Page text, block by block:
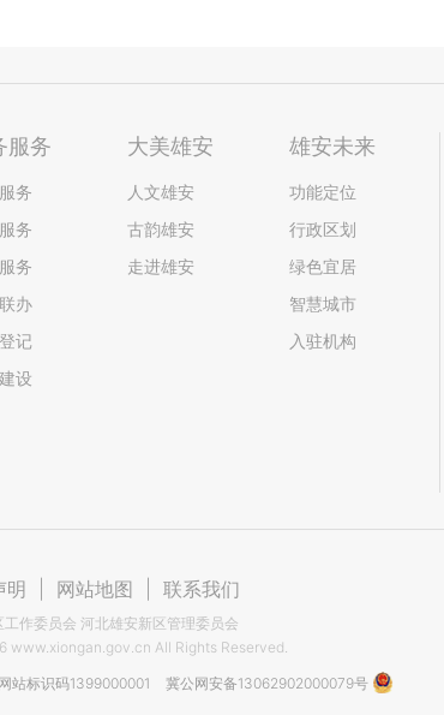
服务
务
务
务
办
记
设
大美雄安
人文雄安
古韵雄安
走进雄安
雄安未来
功能定位
行政区划
绿色宜居
智慧城市
入驻机构
明 网站地图 联系我们
作委员会 河北雄安新区管理委员会
www.xiongan.gov.cn All Rights Reserved.
网站标识码1399000001 冀公网安备13062902000079号